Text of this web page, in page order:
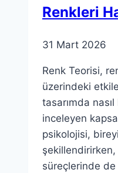
Renkleri
31 Mart 2026
Renk Teorisi,
üzerindeki
tasarımda
inceleyen
psikolojisi,
şekillendirirken,
süreçlerinde